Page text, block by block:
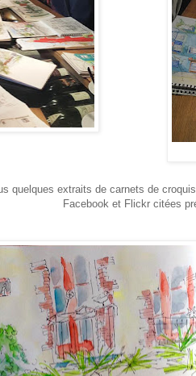
quelques extraits de carnets de
Facebook et Flickr citées